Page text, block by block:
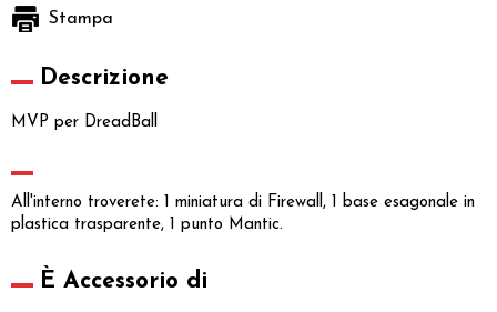
Stampa
Descrizione
MVP per DreadBall
All'interno troverete: 1 miniatura di Firewall, 1 base esagonale in
plastica trasparente, 1 punto Mantic.
È Accessorio di